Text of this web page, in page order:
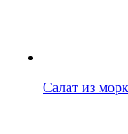
Салат из